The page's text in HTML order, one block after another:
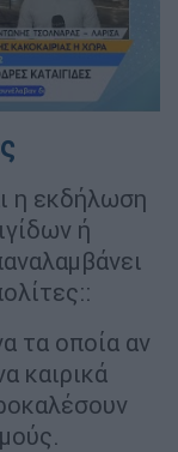
η εκδήλωση
ή
τα οποία αν
καιρικά